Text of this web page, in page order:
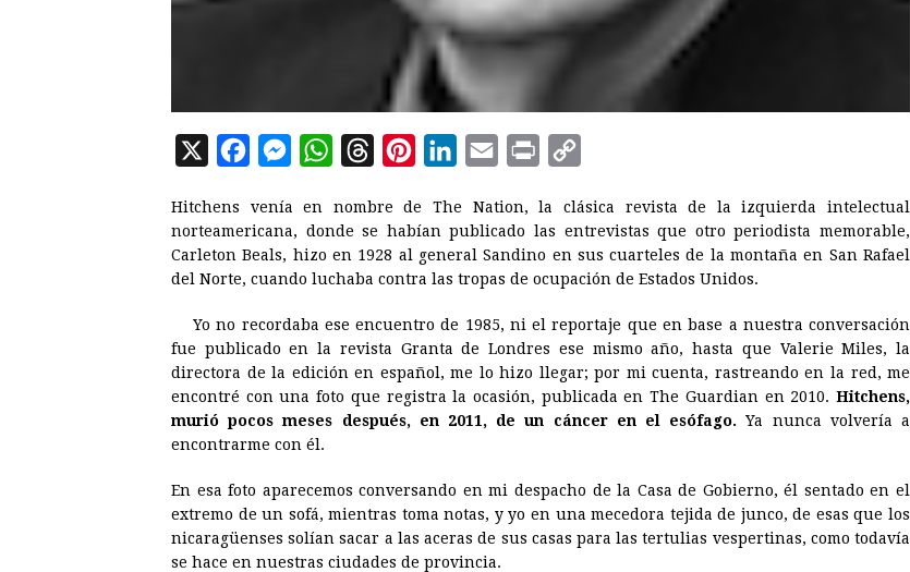
X
c
e
b
o
k
M
s
s
e
g
e
W
a
t
s
p
p
r
e
a
s
n
t
e
e
s
n
k
e
I
n
a
i
l
i
n
t
p
y
L
n
k
Hitchens venía en nombre de The Nation, la clásica revista de la izquierda intelectual
norteamericana, donde se habían publicado las entrevistas que otro periodista memorable,
Carleton Beals, hizo en 1928 al general Sandino en sus cuarteles de la montaña en San Rafael
del Norte, cuando luchaba contra las tropas de ocupación de Estados Unidos.
Yo no recordaba ese encuentro de 1985, ni el reportaje que en base a nuestra conversación
fue publicado en la revista Granta de Londres ese mismo año, hasta que Valerie Miles, la
directora de la edición en español, me lo hizo llegar; por mi cuenta, rastreando en la red, me
encontré con una foto que registra la ocasión, publicada en The Guardian en 2010.Hitchens,
murió pocos meses después, en 2011, de un cáncer en el esófago. Ya nunca volvería a
encontrarme con él.
En esa foto aparecemos conversando en mi despacho de la Casa de Gobierno, él sentado en el
extremo de un sofá, mientras toma notas, y yo en una mecedora tejida de junco, de esas que los
nicaragüenses solían sacar a las aceras de sus casas para las tertulias vespertinas, como todavía
se hace en nuestras ciudades de provincia.